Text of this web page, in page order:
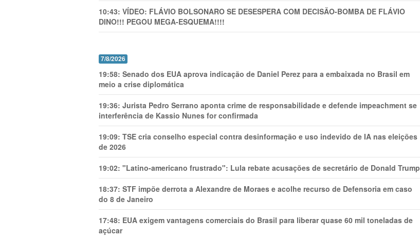
10:43: VÍDEO: FLÁVIO BOLSONARO SE DESESPERA COM DECISÃO-BOMBA DE FLÁVIO
DINO!!! PEGOU MEGA-ESQUEMA!!!!
7/8/2026
19:58: Senado dos EUA aprova indicação de Daniel Perez para a embaixada no Brasil em
meio a crise diplomática
19:36: Jurista Pedro Serrano aponta crime de responsabilidade e defende impeachment se
interferência de Kassio Nunes for confirmada
19:09: TSE cria conselho especial contra desinformação e uso indevido de IA nas eleições
de 2026
19:02: "Latino-americano frustrado": Lula rebate acusações de secretário de Donald Trump
18:37: STF impõe derrota a Alexandre de Moraes e acolhe recurso de Defensoria em caso
do 8 de Janeiro
17:48: EUA exigem vantagens comerciais do Brasil para liberar quase 60 mil toneladas de
açúcar